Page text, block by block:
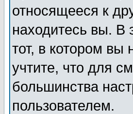
относящееся к
находитесь вы. В
тот, в котором вы
учтите, что для
большинства
пользователем.